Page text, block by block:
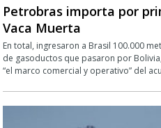
Petrobras importa por
Vaca Muerta
En total, ingresaron a Brasil 100.000
de gasoductos que pasaron por
“el marco comercial y operativo” del